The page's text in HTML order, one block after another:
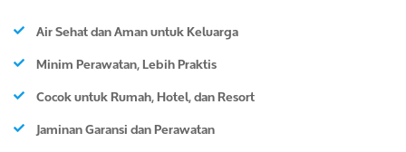
Air Sehat dan Aman untuk Keluarga
Minim Perawatan, Lebih Praktis
Cocok untuk Rumah, Hotel, dan Resort
Jaminan Garansi dan Perawatan